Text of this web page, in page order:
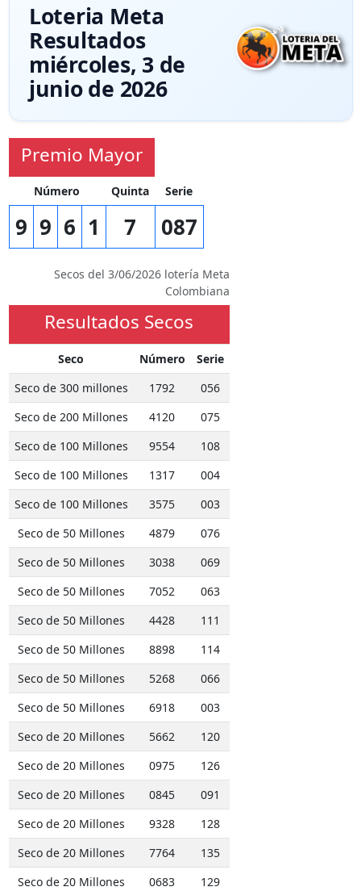
Loteria Meta
Resultados
miércoles, 3 de
junio de 2026
Premio Mayor
Número Quinta Serie
9 9 6 1 7 087
Secos del 3/06/2026 lotería Meta
Colombiana
Resultados Secos
Seco Número
Serie
Seco de 300 millones
1792
056
Seco de 200 Millones
4120
075
Seco de 100 Millones
9554
108
Seco de 100 Millones
1317
004
Seco de 100 Millones
3575
003
Seco de 50 Millones
4879
076
Seco de 50 Millones
3038
069
Seco de 50 Millones
7052
063
Seco de 50 Millones
4428
111
Seco de 50 Millones
8898
114
Seco de 50 Millones
5268
066
Seco de 50 Millones
6918
003
Seco de 20 Millones
5662
120
Seco de 20 Millones
0975
126
Seco de 20 Millones
0845
091
Seco de 20 Millones
9328
128
Seco de 20 Millones
7764
135
Seco de 20 Millones
0683
129